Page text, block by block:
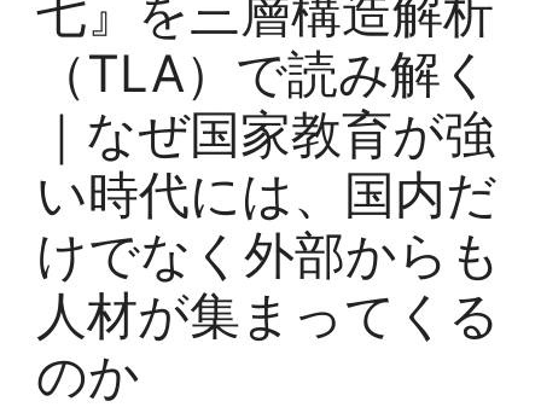
七』を三層構造解析
（TLA）で読み解く
｜なぜ国家教育が強
い時代には、国内だ
けでなく外部からも
人材が集まってくる
のか